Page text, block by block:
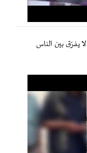
يفرّق بين الناس